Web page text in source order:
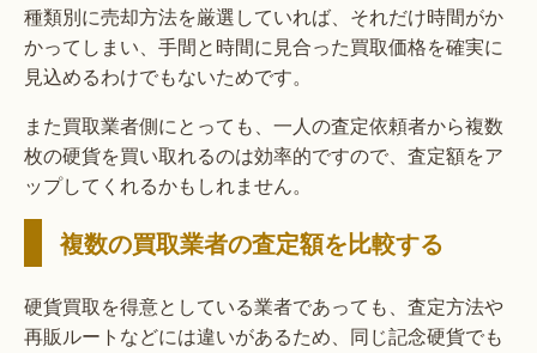
種類別に売却方法を厳選していれば、それだけ時間がか
かってしまい、手間と時間に見合った買取価格を確実に
見込めるわけでもないためです。
また買取業者側にとっても、一人の査定依頼者から複数
枚の硬貨を買い取れるのは効率的ですので、査定額をア
ップしてくれるかもしれません。
複数の買取業者の査定額を比較する
硬貨買取を得意としている業者であっても、査定方法や
再販ルートなどには違いがあるため、同じ記念硬貨でも